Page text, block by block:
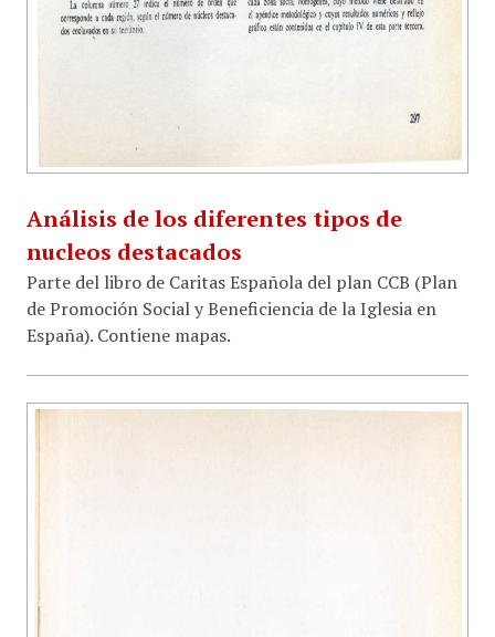
Análisis de los diferentes tipos de
nucleos destacados
Parte del libro de Caritas Española del plan CCB (Plan
de Promoción Social y Beneficiencia de la Iglesia en
España). Contiene mapas.